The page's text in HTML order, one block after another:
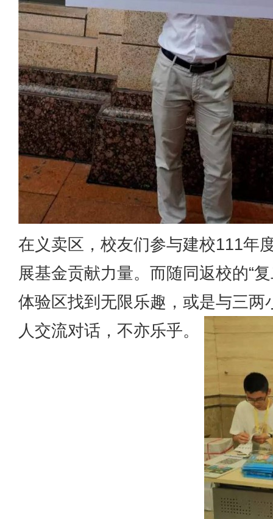
在义卖区，校友们参与建校111年
展基金贡献力量。而随同返校的“
体验区找到无限乐趣，或是与三
人交流对话，不亦乐乎。